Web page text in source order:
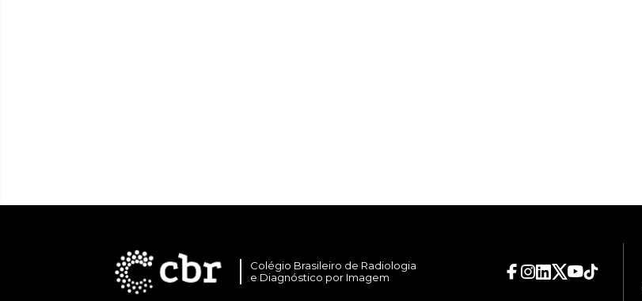
Colégio Brasileiro de Radiologia
e Diagnóstico por Imagem